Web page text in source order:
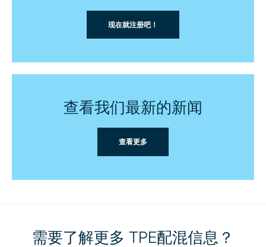
现在就注册吧！
查看我们最新的新闻
查看更多
需要了解更多 TPE配混信息？